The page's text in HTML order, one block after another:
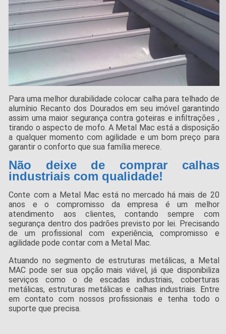
Para uma melhor durabilidade colocar calha para telhado de
alumínio Recanto dos Dourados em seu imóvel garantindo
assim uma maior segurança contra goteiras e infiltrações ,
tirando o aspecto de mofo. A Metal Mac está a disposição
a qualquer momento com agilidade e um bom preço para
garantir o conforto que sua família merece.
Não deixe de comprar calhas
industriais com qualidade!
Conte com a Metal Mac está no mercado há mais de 20
anos e o compromisso da empresa é um melhor
atendimento aos clientes, contando sempre com
segurança dentro dos padrões previsto por lei. Precisando
de um profissional com experiência, compromisso e
agilidade pode contar com a Metal Mac.
Atuando no segmento de estruturas metálicas, a Metal
MAC pode ser sua opção mais viável, já que disponibiliza
serviços como o de escadas industriais, coberturas
metálicas, estruturas metálicas e calhas industriais. Entre
em contato com nossos profissionais e tenha todo o
suporte que precisa.